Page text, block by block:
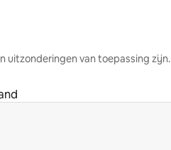
uitzonderingen van toepassing zijn.